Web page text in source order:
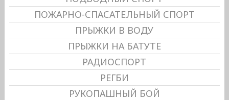
ПОЖАРНО-СПАСАТЕЛЬНЫЙ СПОРТ
ПРЫЖКИ В ВОДУ
ПРЫЖКИ НА БАТУТЕ
РАДИОСПОРТ
РЕГБИ
РУКОПАШНЫЙ БОЙ